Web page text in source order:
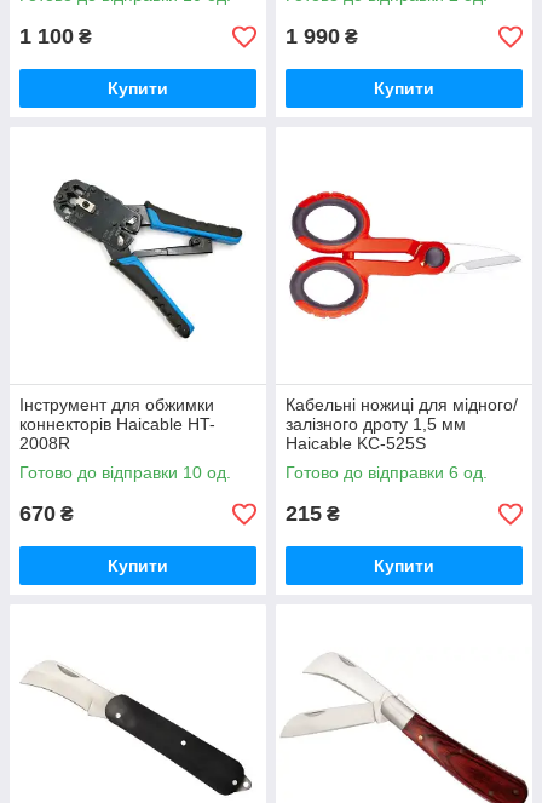
1 100 ₴
Купити
1 990 ₴
Купити
Інструмент для обжимки
коннекторів Haicable HT-
2008R
Готово до відправки 10 од.
670 ₴
Купити
Кабельні ножиці для мідного/
залізного дроту 1,5 мм
Haicable KC-525S
Готово до відправки 6 од.
215 ₴
Купити